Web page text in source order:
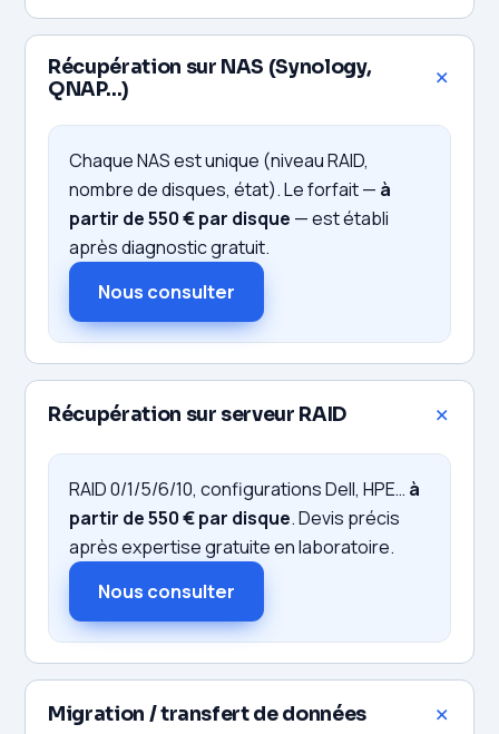
Récupération sur NAS (Synology,
QNAP…)
Chaque NAS est unique (niveau RAID,
nombre de disques, état). Le forfait — à
partir de 550 € par disque — est établi
après diagnostic gratuit.
Nous consulter
Récupération sur serveur RAID
RAID 0/1/5/6/10, configurations Dell, HPE… à
partir de 550 € par disque. Devis précis
après expertise gratuite en laboratoire.
Nous consulter
Migration / transfert de données